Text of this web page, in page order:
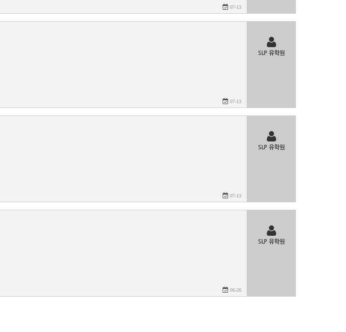
07-13
07-13
SLP 유학원
07-13
SLP 유학원
06-26
SLP 유학원